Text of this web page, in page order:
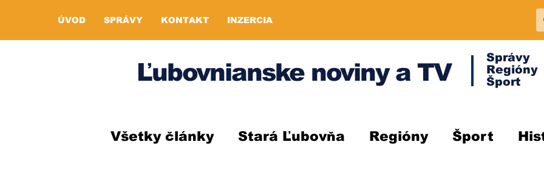
ÚVOD SPRÁVY KONTAKT INZERCIA
Ľubovnianske noviny a TV
Správy
Regióny
Šport
Všetky články Stará Ľubovňa Regióny Šport